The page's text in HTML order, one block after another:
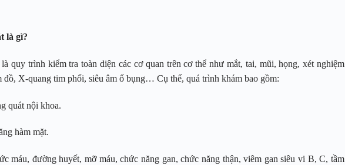
là gì?
quy trình kiểm tra toàn diện các cơ quan trên cơ thể như mắt, tai, mũi, họng, xét nghiệm
đồ, X-quang tim phổi, siêu âm ổ bụng… Cụ thể, quá trình khám bao gồm:
quát nội khoa.
hàm mặt.
máu, đường huyết, mỡ máu, chức năng gan, chức năng thận, viêm gan siêu vi B, C, tầm